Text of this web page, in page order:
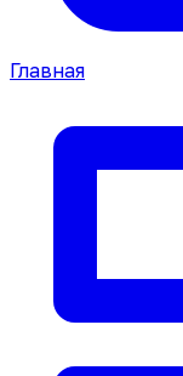
Главная